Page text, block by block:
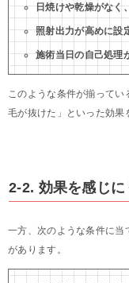
日焼けや乾燥がなく
照射出力が高めに設
施術当日の自己処理
このような条件が揃って
毛が抜けた」といった効果
2-2. 効果を感じ
一方、次のような条件に当
があります。